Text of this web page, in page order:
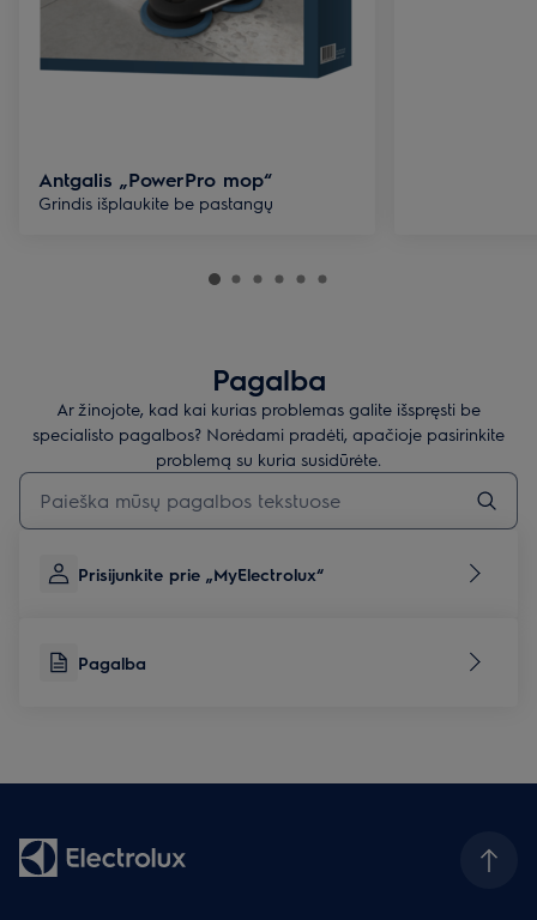
Antgalis „PowerPro mop“
Grindis išplaukite be pastangų
Pagalba
Ar žinojote, kad kai kurias problemas galite išspręsti be
specialisto pagalbos? Norėdami pradėti, apačioje pasirinkite
problemą su kuria susidūrėte.
Įveskite tekstą, jei norite ieškoti pagalbinių straipsnių
Prisijunkite prie „MyElectrolux“
Pagalba